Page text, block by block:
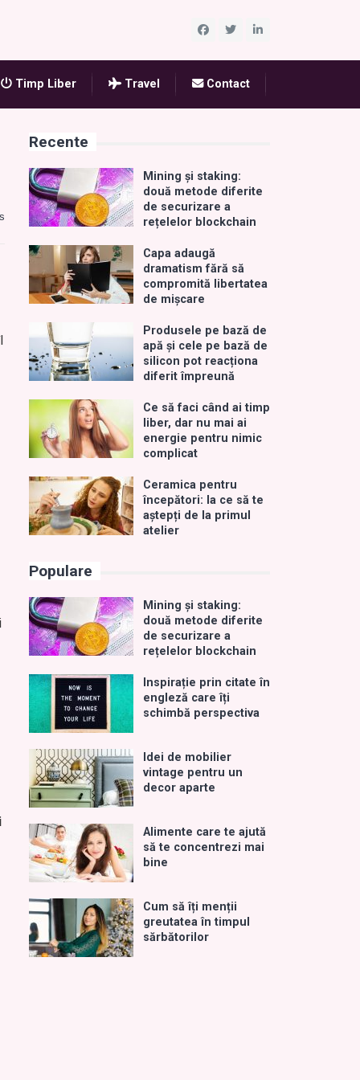
Timp Liber Travel Contact
Recente
Mining și staking:
două metode diferite
de securizare a
rețelelor blockchain
Capa adaugă
dramatism fără să
compromită libertatea
de mișcare
Produsele pe bază de
apă și cele pe bază de
silicon pot reacționa
diferit împreună
Ce să faci când ai timp
liber, dar nu mai ai
energie pentru nimic
complicat
Ceramica pentru
începători: la ce să te
aștepți de la primul
atelier
Populare
Mining și staking:
două metode diferite
de securizare a
rețelelor blockchain
Inspirație prin citate în
engleză care îți
schimbă perspectiva
Idei de mobilier
vintage pentru un
decor aparte
Alimente care te ajută
să te concentrezi mai
bine
Cum să îți menții
greutatea în timpul
sărbătorilor